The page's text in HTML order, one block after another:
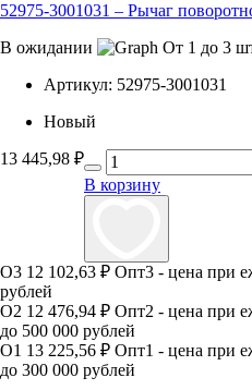
52975-3001031 – Рычаг
В ожидании
От 1 до 3
Артикул: 52975-3001031
Новый
13 445,98 ₽
В корзину
О3 12 102,63 ₽ Опт3 - цена при
рублей
О2 12 476,94 ₽ Опт2 - цена при
до 500 000 рублей
О1 13 225,56 ₽ Опт1 - цена при
до 300 000 рублей